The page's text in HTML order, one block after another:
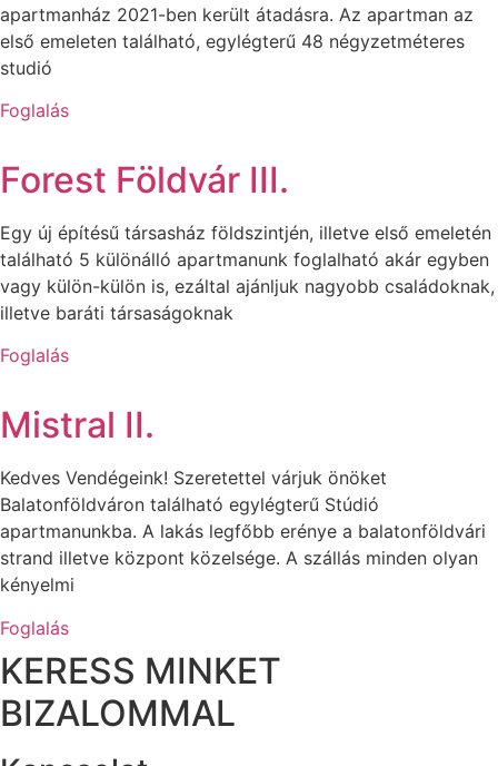
apartmanház 2021-ben került átadásra. Az apartman az
első emeleten található, egylégterű 48 négyzetméteres
studió
Foglalás
Forest Földvár III.
Egy új építésű társasház földszintjén, illetve első emeletén
található 5 különálló apartmanunk foglalható akár egyben
vagy külön-külön is, ezáltal ajánljuk nagyobb családoknak,
illetve baráti társaságoknak
Foglalás
Mistral II.
Kedves Vendégeink! Szeretettel várjuk önöket
Balatonföldváron található egylégterű Stúdió
apartmanunkba. A lakás legfőbb erénye a balatonföldvári
strand illetve központ közelsége. A szállás minden olyan
kényelmi
Foglalás
KERESS MINKET
BIZALOMMAL